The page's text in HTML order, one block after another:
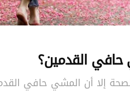
القدمين؟
إلا أن المشي حافي